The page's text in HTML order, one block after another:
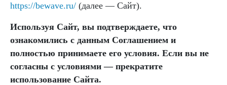
https://bewave.ru/ (далее — Сайт).
Используя Сайт, вы подтверждаете, что
ознакомились с данным Соглашением и
полностью принимаете его условия. Если вы не
согласны с условиями — прекратите
использование Сайта.